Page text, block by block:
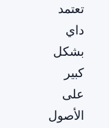
تعتمد
داي
بشكل
كبير
على
الأصول